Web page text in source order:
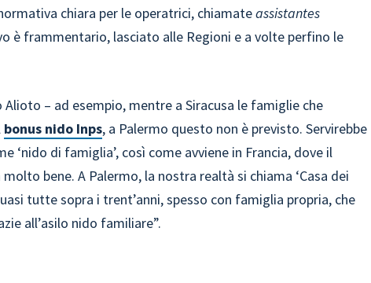
chiara per le operatrici, chiamateassistantes
è frammentario, lasciato alle Regioni e a volte perfino le
– ad esempio, mentre a Siracusa le famiglie che
bonus nido Inps, a Palermo questo non è previsto. Servirebbe
‘nido di famiglia’, così come avviene in Francia, dove il
bene. A Palermo, la nostra realtà si chiama ‘Casa dei
tutte sopra i trent’anni, spesso con famiglia propria, che
all’asilo nido familiare”.